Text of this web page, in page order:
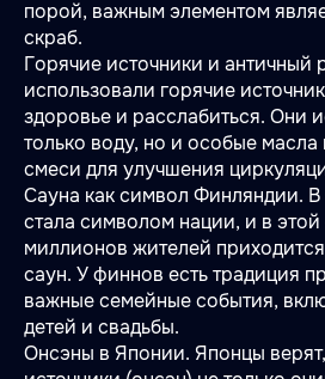
порой, важным элементом
скраб.
Горячие источники и античный
использовали горячие
здоровье и расслабиться. Они
только воду, но и особые
смеси для улучшения
Сауна как символ Финляндии.
стала символом нации, и в этой
миллионов жителей
саун. У финнов есть традиция
важные семейные события,
детей и свадьбы.
Онсэны в Японии. Японцы